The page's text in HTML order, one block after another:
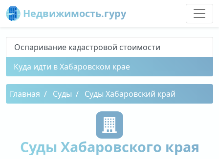
Недвижимость.гуру
Оспаривание кадастровой стоимости
Куда идти в Хабаровском крае
Главная Суды Суды Хабаровский край
Суды Хабаровского края